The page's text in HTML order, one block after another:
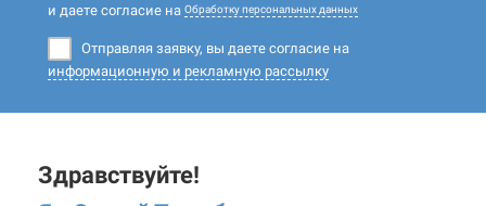
и даете согласие на Обработку персональных данных
Отправляя заявку, вы даете согласие на
информационную и рекламную рассылку
Здравствуйте!